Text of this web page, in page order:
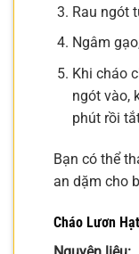
Rau ngót
Ngâm
Khi cháo
ngót vào,
phút rồi
Bạn có thể
an dặm cho
Cháo Lươn